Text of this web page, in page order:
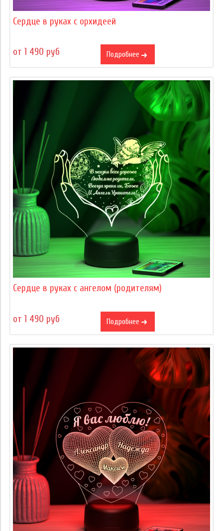
Сердце в руках с орхидеей
от 1 490 руб Подробнее
Сердце в руках с ангелом (родителям)
от 1 490 руб Подробнее